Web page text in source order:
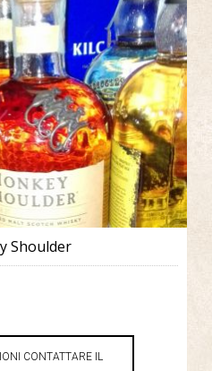
Shoulder
CONTATTARE IL